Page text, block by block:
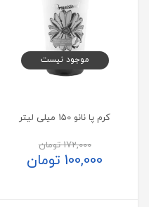
موجود نیست
کرم پا نانو 150 میلی لیتر
172,000تومان
100,000 تومان